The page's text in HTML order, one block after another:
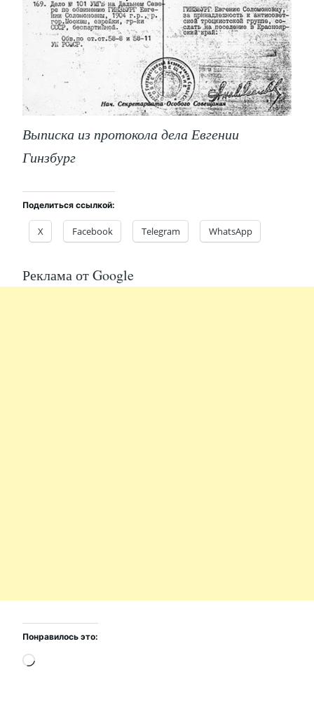
Выписка из протокола дела Евгении
Гинзбург
Поделиться ссылкой:
X Facebook Telegram WhatsApp
Реклама от Google
Понравилось это:
Загрузка…